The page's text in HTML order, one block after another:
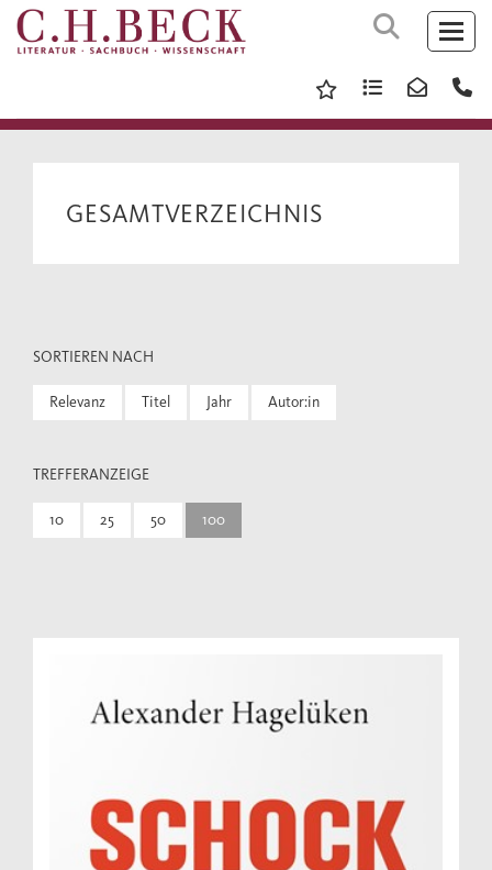
GESAMTVERZEICHNIS
SORTIEREN NACH
Relevanz Titel Jahr Autor:in
TREFFERANZEIGE
10 25 50 100